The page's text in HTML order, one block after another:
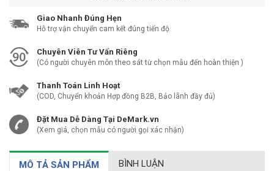
Giao Nhanh Đúng Hẹn
Hỗ trợ vận chuyển cam kết đúng tiến độ
Chuyên Viên Tư Vấn Riêng
(Có người chuyên môn theo sát từ chọn mẫu đến hoàn thiện )
Thanh Toán Linh Hoạt
(COD, Chuyển khoản Hợp đồng B2B, Bảo lãnh đầy đủ)
Đặt Mua Dễ Dàng Tại DeMark.vn
(Xem giá, chọn mẫu có người gọi xác nhận)
MÔ TẢ SẢN PHẨM BÌNH LUẬN